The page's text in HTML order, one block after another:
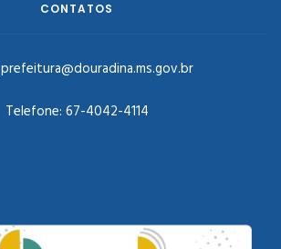
CONTATOS
prefeitura@douradina.ms.gov.br
Telefone: 67-4042-4114